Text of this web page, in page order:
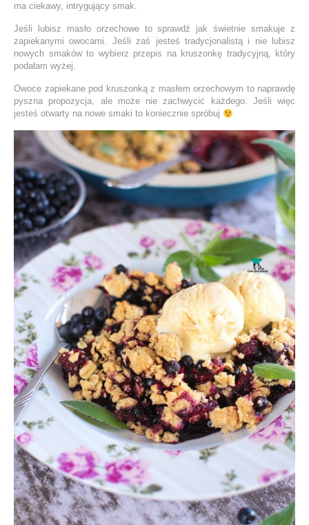
ma ciekawy, intrygujący smak.
Jeśli lubisz masło orzechowe to sprawdź jak świetnie smakuje z
zapiekanymi owocami. Jeśli zaś jesteś tradycjonalistą i nie lubisz
nowych smaków to wybierz przepis na kruszonkę tradycyjną, który
podałam wyżej.
Owoce zapiekane pod kruszonką z masłem orzechowym to naprawdę
pyszna propozycja, ale może nie zachwycić każdego. Jeśli więc
jesteś otwarty na nowe smaki to koniecznie spróbuj